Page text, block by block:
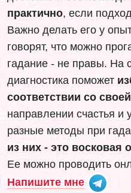
практично, если
Важно делать его у
говорят, что можно
гадание - не правы. На
диагностика поможет
соответствии со
направлении счастья и
разные методы при
из них - это восковая
Ее можно проводить
Напишите мне